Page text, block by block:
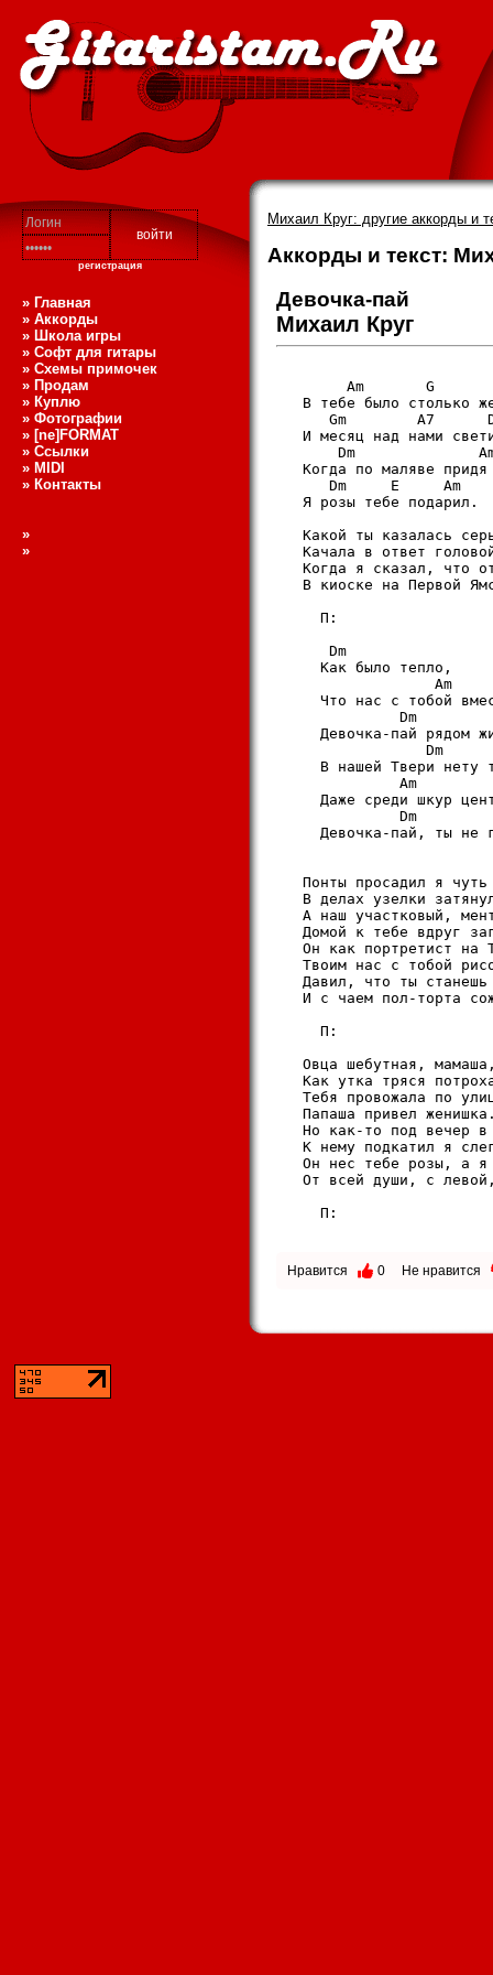
регистрация
Михаил Круг: другие аккорды и
Аккорды и текст:
» Главная
» Аккорды
» Школа игры
» Софт для гитары
» Схемы примочек
» Продам
» Куплю
» Фотографии
» [ne]FORMAT
» Ссылки
» MIDI
» Контакты
»
»
Девочка-пай
Михаил Круг
Am       G
В тебе было столько
Gm        A7
И месяц над нами
Dm
Когда по маляве
      Dm     E     Am
   Я розы тебе подарил.
Какой ты казалась
Качала в ответ
Когда я сказал, что
В киоске на Первой
     П:
      Dm
     Как было тепло,
                  Am
Что нас с тобой
Dm
Девочка-пай рядом
                 Dm
В нашей Твери нету
              Am
Даже среди шкур
Dm
Девочка-пай, ты не
Понты просадил я
В делах узелки
А наш участковый,
Домой к тебе вдруг
Он как портретист на
Твоим нас с тобой
Давил, что ты
И с чаем пол-торта
     П:
Овца шебутная,
Как утка тряся
Тебя провожала по
Папаша привел
Но как-то под вечер
К нему подкатил я
Он нес тебе розы, а
От всей души, с
     П:
Нравится 0 Не нравится